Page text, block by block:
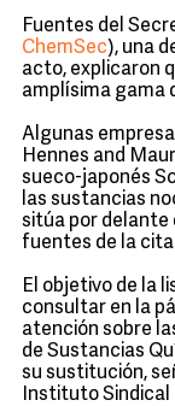
Fuentes del
ChemSec), una
acto, explicaron
amplísima gama
Algunas
Hennes and
sueco-japonés
las sustancias
sitúa por delante
fuentes de la
El objetivo de la
consultar en la
atención sobre
de Sustancias
su sustitución,
Instituto Sindical